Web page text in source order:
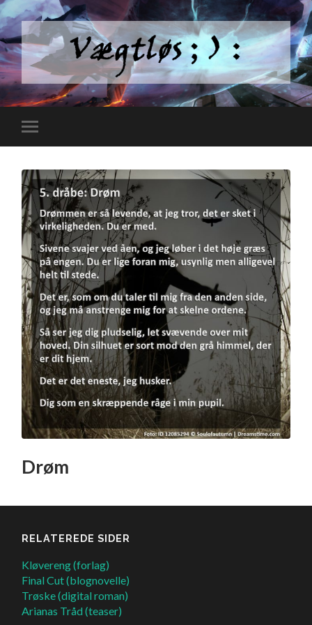
Drøm
RELATEREDE SIDER
Kløvereng (forlag)
Final Cut (blognovelle)
Trøske (digital roman)
Arianas Tråd (teaser)